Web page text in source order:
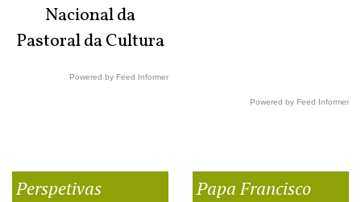
Nacional da
Pastoral da Cultura
Powered by Feed Informer
Powered by Feed Informer
Perspetivas Papa Francisco